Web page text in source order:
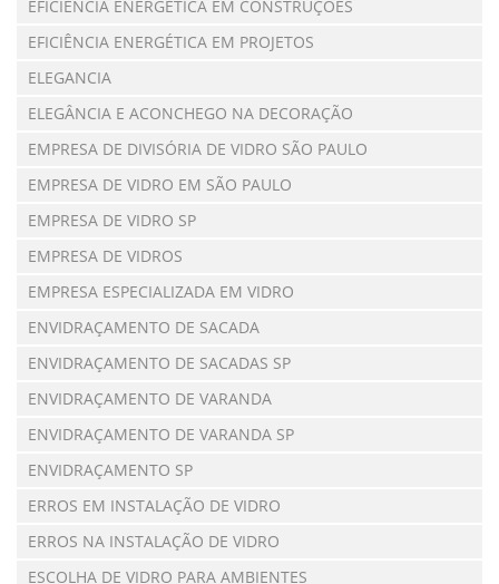
EFICIÊNCIA ENERGÉTICA EM CONSTRUÇÕES
EFICIÊNCIA ENERGÉTICA EM PROJETOS
ELEGANCIA
ELEGÂNCIA E ACONCHEGO NA DECORAÇÃO
EMPRESA DE DIVISÓRIA DE VIDRO SÃO PAULO
EMPRESA DE VIDRO EM SÃO PAULO
EMPRESA DE VIDRO SP
EMPRESA DE VIDROS
EMPRESA ESPECIALIZADA EM VIDRO
ENVIDRAÇAMENTO DE SACADA
ENVIDRAÇAMENTO DE SACADAS SP
ENVIDRAÇAMENTO DE VARANDA
ENVIDRAÇAMENTO DE VARANDA SP
ENVIDRAÇAMENTO SP
ERROS EM INSTALAÇÃO DE VIDRO
ERROS NA INSTALAÇÃO DE VIDRO
ESCOLHA DE VIDRO PARA AMBIENTES